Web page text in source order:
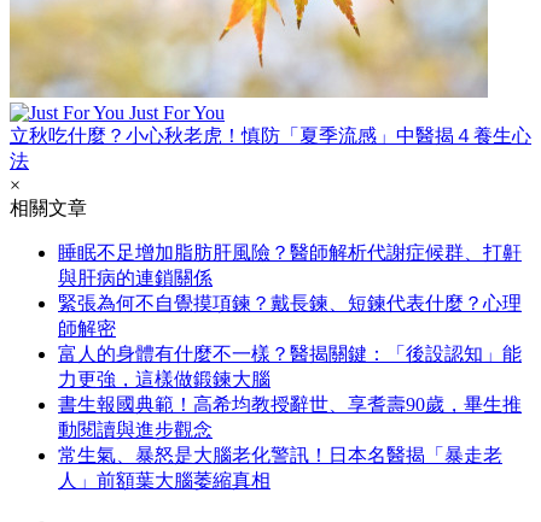
Just For You
立秋吃什麼？小心秋老虎！慎防「夏季流感」中醫揭４養生心
法
×
相關文章
睡眠不足增加脂肪肝風險？醫師解析代謝症候群、打鼾
與肝病的連鎖關係
緊張為何不自覺摸項鍊？戴長鍊、短鍊代表什麼？心理
師解密
富人的身體有什麼不一樣？醫揭關鍵：「後設認知」能
力更強，這樣做鍛鍊大腦
書生報國典範！高希均教授辭世、享耆壽90歲，畢生推
動閱讀與進步觀念
常生氣、暴怒是大腦老化警訊！日本名醫揭「暴走老
人」前額葉大腦萎縮真相